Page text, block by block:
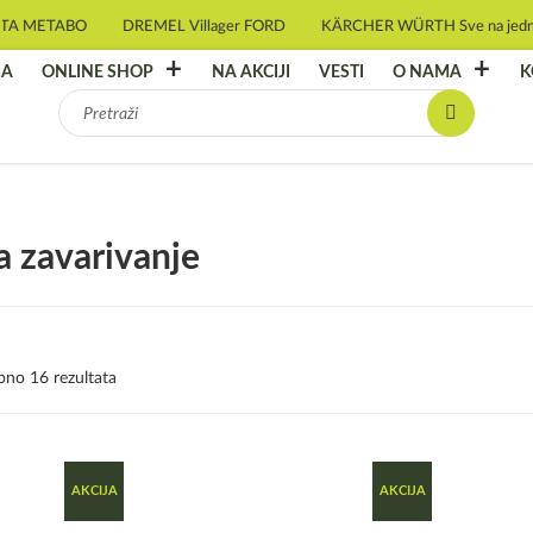
ONLINE SHOP NA AKCIJI VESTI O NAMA
Pretraga
za:
METABO DREMEL Villager FORD KÄRCHER WÜRTH Sve na
zavarivanje
16 rezultata
AKCIJA AKCIJA